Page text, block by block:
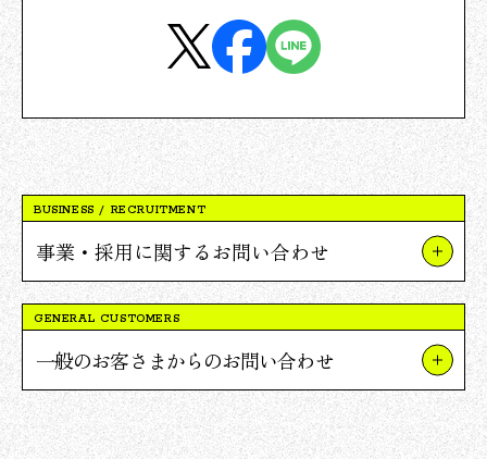
BUSINESS / RECRUITMENT
事業・採用に関するお問い合わせ
事業やプロジェクトについて
報道関連・ご取材等について
GENERAL CUSTOMERS
一般のお客さまからのお問い合わせ
TSUTAYAについて
蔦屋書店について